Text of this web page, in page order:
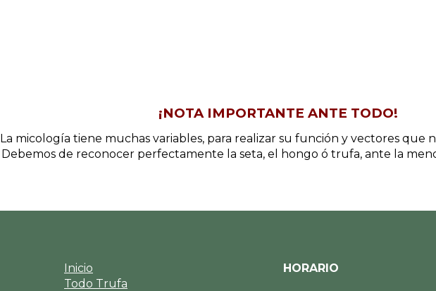
¡NOTA IMPORTANTE ANTE TODO!
La micología tiene muchas variables, para realizar su función y vectores que
Debemos de reconocer perfectamente la seta, el hongo ó trufa, ante la
Inicio
Todo Trufa
HORARIO